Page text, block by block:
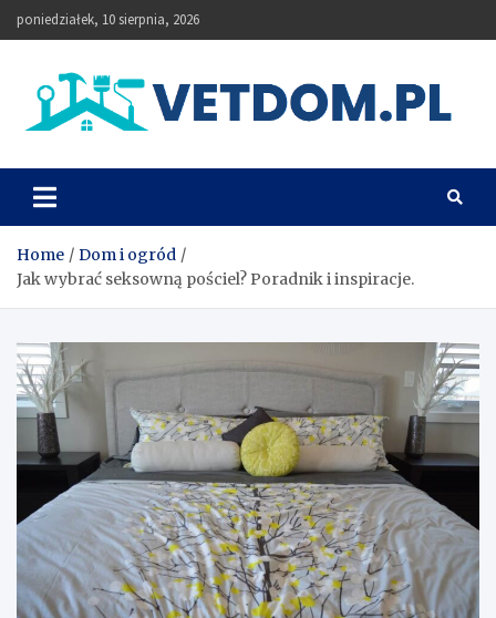
to
poniedziałek, 10 sierpnia, 2026
Vetdom
Home
Dom i ogród
Jak wybrać seksowną pościel? Poradnik i inspiracje.